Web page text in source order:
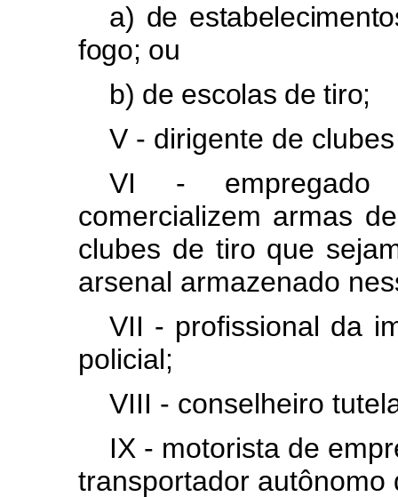
a) de
fogo; ou
b) de escolas de tiro;
V - dirigente de
VI - empregado
comercializem armas
clubes de tiro que
arsenal armazenado
VII - profissional da
policial;
VIII - conselheiro
IX - motorista de
transportador autônomo